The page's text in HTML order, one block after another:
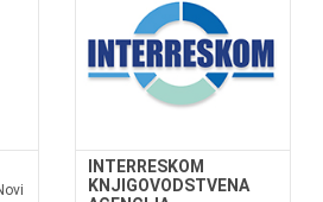
INTERRESKOM
KNJIGOVODSTVENA